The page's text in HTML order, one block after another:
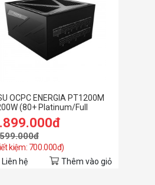
OCPC ENERGIA PT1200M
(80+ Platinum/Full
kiệm: 700.000đ)
Liên hệ Thêm vào giỏ